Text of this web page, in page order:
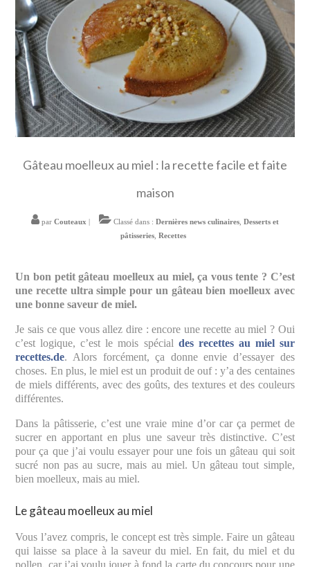
Restaurants – Sorties
Food Trotter
Gâteau moelleux au miel : la recette facile et faite
maison
par Couteaux | Classé dans : Dernières news culinaires Desserts et
pâtisseries Recettes
Un bon petit gâteau moelleux au miel, ça vous tente ? C’est
une recette ultra simple pour un gâteau bien moelleux avec
une bonne saveur de miel.
Je sais ce que vous allez dire : encore une recette au miel ? Oui
c’est logique, c’est le mois spécial des recettes au miel sur
recettes.de. Alors forcément, ça donne envie d’essayer des
choses. En plus, le miel est un produit de ouf : y’a des centaines
de miels différents, avec des goûts, des textures et des couleurs
différentes.
Dans la pâtisserie, c’est une vraie mine d’or car ça permet de
sucrer en apportant en plus une saveur très distinctive. C’est
pour ça que j’ai voulu essayer pour une fois un gâteau qui soit
sucré non pas au sucre, mais au miel. Un gâteau tout simple,
bien moelleux, mais au miel.
Le gâteau moelleux au miel
Vous l’avez compris, le concept est très simple. Faire un gâteau
qui laisse sa place à la saveur du miel. En fait, du miel et du
pollen, car j’ai voulu jouer à fond la carte du concours pour une